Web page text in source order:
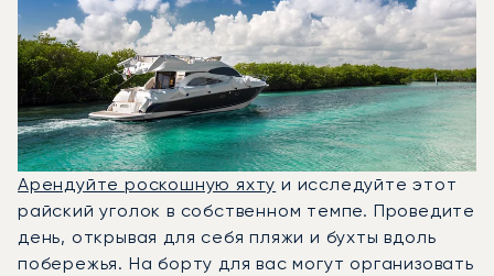
Арендуйте роскошную яхту и исследуйте этот
райский уголок в собственном темпе. Проведите
день, открывая для себя пляжи и бухты вдоль
побережья. На борту для вас могут организовать